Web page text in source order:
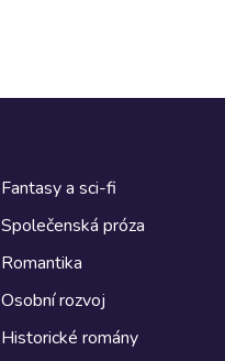
Fantasy a sci-fi
Společenská próza
Romantika
Osobní rozvoj
Historické romány